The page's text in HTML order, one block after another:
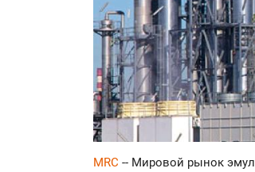
MRC -- Мировой рынок